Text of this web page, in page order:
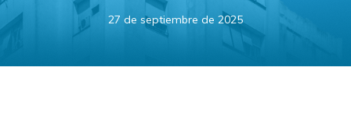
27 de septiembre de 2025